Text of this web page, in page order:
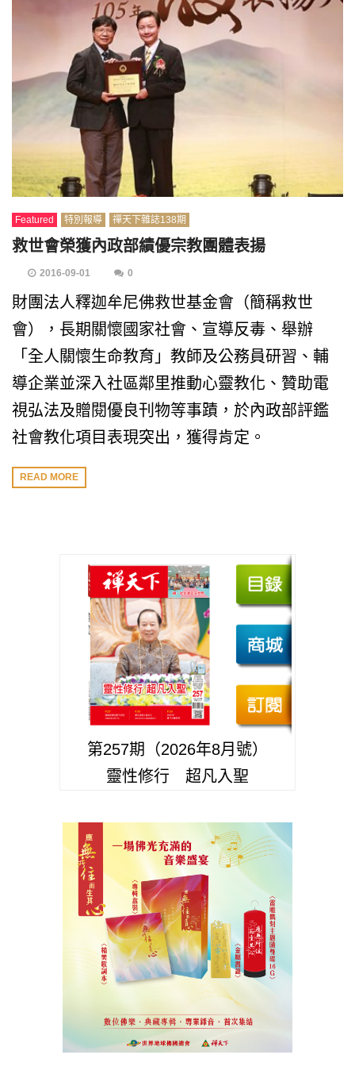
Featured 特別報導 禪天下雜誌138期
救世會榮獲內政部績優宗教團體表揚
2016-09-01 0
財團法人釋迦牟尼佛救世基金會（簡稱救世
會），長期關懷國家社會、宣導反毒、舉辦
「全人關懷生命教育」教師及公務員研習、輔
導企業並深入社區鄰里推動心靈教化、贊助電
視弘法及贈閱優良刊物等事蹟，於內政部評鑑
社會教化項目表現突出，獲得肯定。
READ MORE
第257期（2026年8月號）
靈性修行 超凡入聖